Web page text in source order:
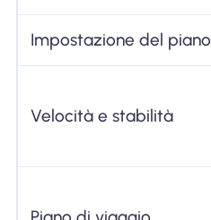
Impostazione del piano
Velocità e stabilità